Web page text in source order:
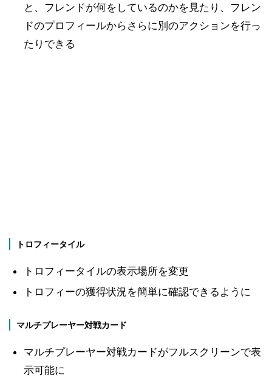
と、フレンドが何をしているのかを見たり、フレン
ドのプロフィールからさらに別のアクションを行っ
たりできる
トロフィータイル
トロフィータイルの表示場所を変更
トロフィーの獲得状況を簡単に確認できるように
マルチプレーヤー対戦カード
マルチプレーヤー対戦カードがフルスクリーンで表
示可能に